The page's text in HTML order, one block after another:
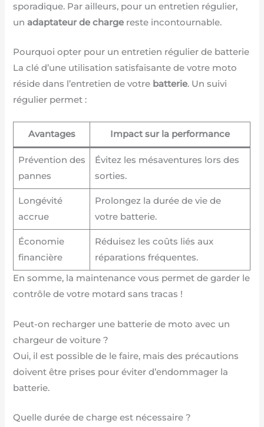
sporadique. Par ailleurs, pour un entretien régulier,
unadaptateur de charge reste incontournable.
Pourquoi opter pour un entretien régulier de batterie
La clé d’une utilisation satisfaisante de votre moto
réside dans l’entretien de votre batterie. Un suivi
régulier permet :
Avantages Impact sur la performance
Prévention des
pannes
Évitez les mésaventures lors des
sorties.
Longévité
accrue
Prolongez la durée de vie de
votre batterie.
Économie
financière
Réduisez les coûts liés aux
réparations fréquentes.
En somme, la maintenance vous permet de garder le
contrôle de votre motard sans tracas !
Peut-on recharger une batterie de moto avec un
chargeur de voiture ?
Oui, il est possible de le faire, mais des précautions
doivent être prises pour éviter d’endommager la
batterie.
Quelle durée de charge est nécessaire ?